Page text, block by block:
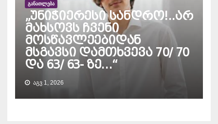
ᲒᲐᲜᲐᲗᲚᲔᲑᲐ
„უნიჭიერესი სანდრო!..არ
მახსოვს ჩვენი
მოსწავლეებიდან
მსგავსი დამთხვევა 70/ 70
და 63/ 63- ზე…“
ᲐᲒᲕ 1, 2026